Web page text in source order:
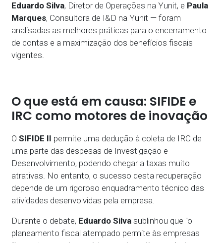
Eduardo Silva, Diretor de Operações na Yunit, e Paula
Marques, Consultora de I&D na Yunit — foram
analisadas as melhores práticas para o encerramento
de contas e a maximização dos benefícios fiscais
vigentes.
O que está em causa: SIFIDE e
IRC como motores de inovação
OSIFIDE II permite uma dedução à coleta de IRC de
uma parte das despesas de Investigação e
Desenvolvimento, podendo chegar a taxas muito
atrativas. No entanto, o sucesso desta recuperação
depende de um rigoroso enquadramento técnico das
atividades desenvolvidas pela empresa.
Durante o debate, Eduardo Silva sublinhou que "o
planeamento fiscal atempado permite às empresas